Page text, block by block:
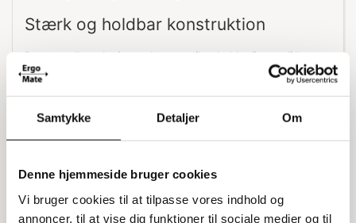
Samtykke Detaljer Om
Denne hjemmeside bruger cookies
Vi bruger cookies til at tilpasse vores indhold og
annoncer, til at vise dig funktioner til sociale medier og til
Stærk og holdbar konstruktion
Denne pallereol stige er bygget til at holde. Den solide
konstruktion sikrer, at den kan modstå daglig brug og
professionelt udseende, der passer ind i de fleste
lagerindretninger.
Specifikationer:
Højde: 2,0 meter
Dybde: 110 cm